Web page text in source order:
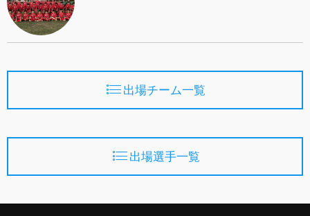
出場チーム一覧
出場選手一覧